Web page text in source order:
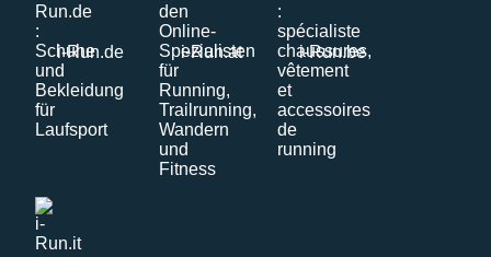
i-Run.de i-Run.at i-Run.be